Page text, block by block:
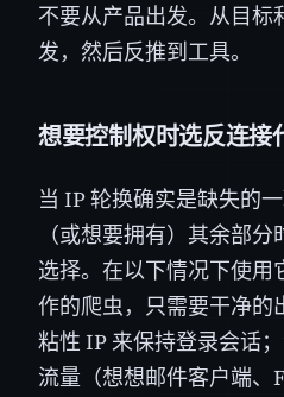
不要从产品出发。从目标
发，然后反推到工具。
想要控制权时选反连接
当 IP 轮换确实是缺失的
（或想要拥有）其余部
选择。在以下情况下使用
作的爬虫，只需要干净的
粘性 IP 来保持登录会话
流量（想想邮件客户端、